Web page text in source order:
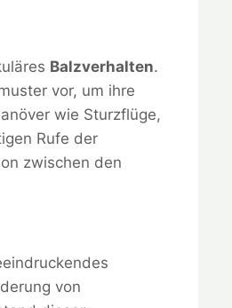
Balzverhalten.
vor, um ihre
wie Sturzflüge,
Rufe der
zwischen den
von